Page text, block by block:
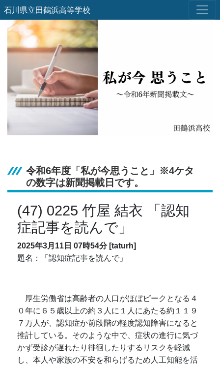
石川県立田鶴浜高等学校
令和6年度「私が今思うこと」※4ケタ
の数字は新聞掲載日です。
(47) 0225 竹屋 結衣 「認知
症記事を読んで」
2025年3月11日 07時54分 [taturh]
題名：「認知症記事を読んで」
厚生労働省は高齢者の人口がほぼピークとなる４
０年に６５歳以上の約３人に１人にあたる約１１９
７万人が、認知症か前段階の軽度認知障害になると
推計している。そのような中で、症状の進行に気づ
かず受診が遅れたり徘徊したりするリスクを軽減
し、本人や家族の不安を和らげるため人工知能を活